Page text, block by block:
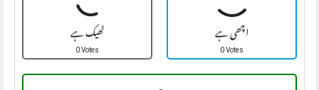
ٹھیک ہے
0 Votes اچھی ہے
0 Votes